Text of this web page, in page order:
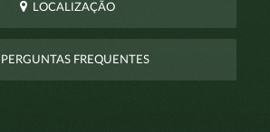
LOCALIZAÇÃO
PERGUNTAS FREQUENTES